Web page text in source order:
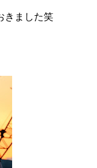
きました笑